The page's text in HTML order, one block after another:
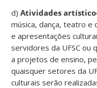
d)Atividades
música, dança, teatro e
e apresentações
servidores da UFSC ou
a projetos de ensino,
quaisquer setores da
culturais serão